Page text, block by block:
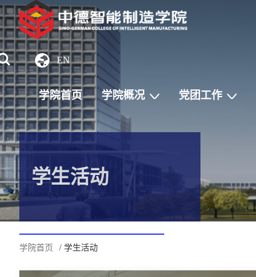
EN
学院首页 学院概况 党团工作
学生活动
学院首页 / 学生活动